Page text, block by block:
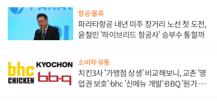
항공·물류
파라타항공 내년 미주 장거리 노선 첫 도전,
윤철민 '하이브리드 항공사' 승부수 통할까
소비자·유통
치킨3사 '가맹점 상생' 비교해보니, 교촌 '영
업권 보호'·bhc '신메뉴 개발'·BBQ '원가 부